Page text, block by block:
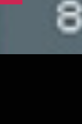
Skilliam
Bull